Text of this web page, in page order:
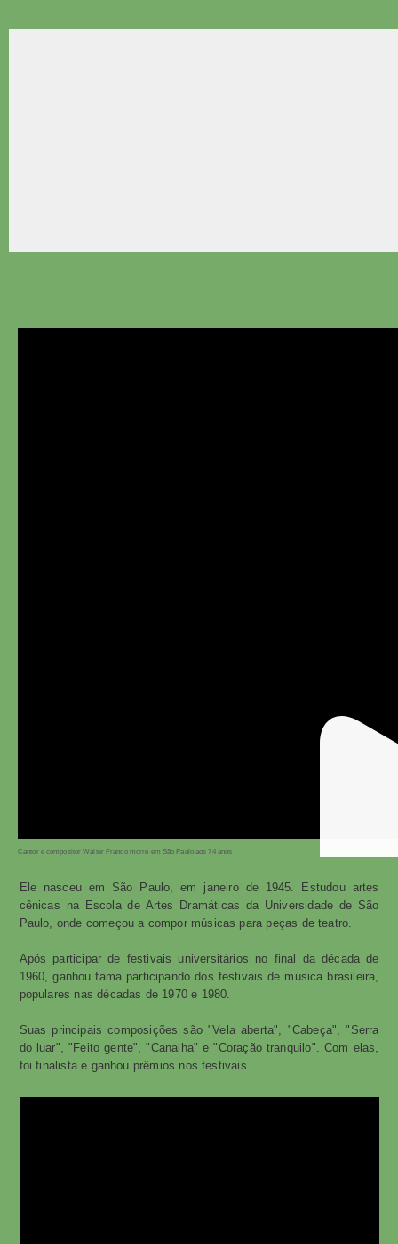
Cantor e compositor Walter Franco morre em São Paulo aos 74 anos
Ele nasceu em São Paulo, em janeiro de 1945. Estudou artes
cênicas na Escola de Artes Dramáticas da Universidade de São
Paulo, onde começou a compor músicas para peças de teatro.
Após participar de festivais universitários no final da década de
1960, ganhou fama participando dos festivais de música brasileira,
populares nas décadas de 1970 e 1980.
Suas principais composições são "Vela aberta", "Cabeça", "Serra
do luar", "Feito gente", "Canalha" e "Coração tranquilo". Com elas,
foi finalista e ganhou prêmios nos festivais.